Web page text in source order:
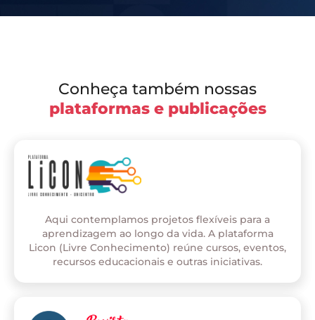
Conheça também nossas
plataformas e publicações
Aqui contemplamos projetos flexíveis para a
aprendizagem ao longo da vida. A plataforma
Licon (Livre Conhecimento) reúne cursos, eventos,
recursos educacionais e outras iniciativas.